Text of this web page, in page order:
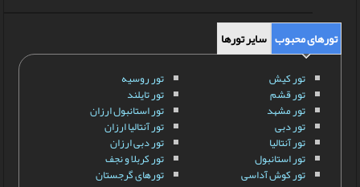
تورهای محبوب سایر تورها
تور کیش
تور قشم
تور مشهد
تور دبی
تور آنتالیا
تور استانبول
تور کوش آداسی
تور روسیه
تور تایلند
تور استانبول ارزان
تور آنتالیا ارزان
تور دبی ارزان
تور کربلا و نجف
تورهای گرجستان